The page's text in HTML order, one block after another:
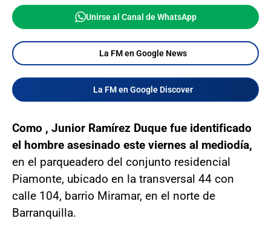
Unirse al Canal de WhatsApp
La FM en Google News
La FM en Google Discover
Como , Junior Ramírez Duque fue identificado
el hombre asesinado este viernes al mediodía,
en el parqueadero del conjunto residencial
Piamonte, ubicado en la transversal 44 con
calle 104, barrio Miramar, en el norte de
Barranquilla.